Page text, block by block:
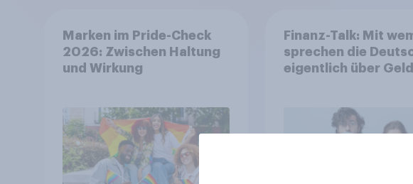
Marken im Pride-Check
2026: Zwischen Haltung
und Wirkung
Finanz-Talk: Mit
sprechen die
eigentlich über